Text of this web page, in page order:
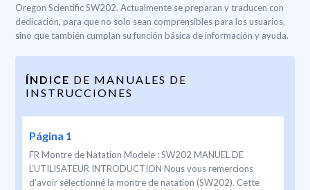
Oregon Scientific SW202. Actualmente se preparan y traducen con
dedicación, para que no solo sean comprensibles para los usuarios,
sino que también cumplan su función básica de información y ayuda.
ÍNDICE DE MANUALES DE
INSTRUCCIONES
Página 1
FR Montre de Natation Modele : SW202 MANUEL DE
L’UTILISATEUR INTRODUCTION Nous vous remercions
d’avoir sélectionné la montre de natation (SW202). Cette